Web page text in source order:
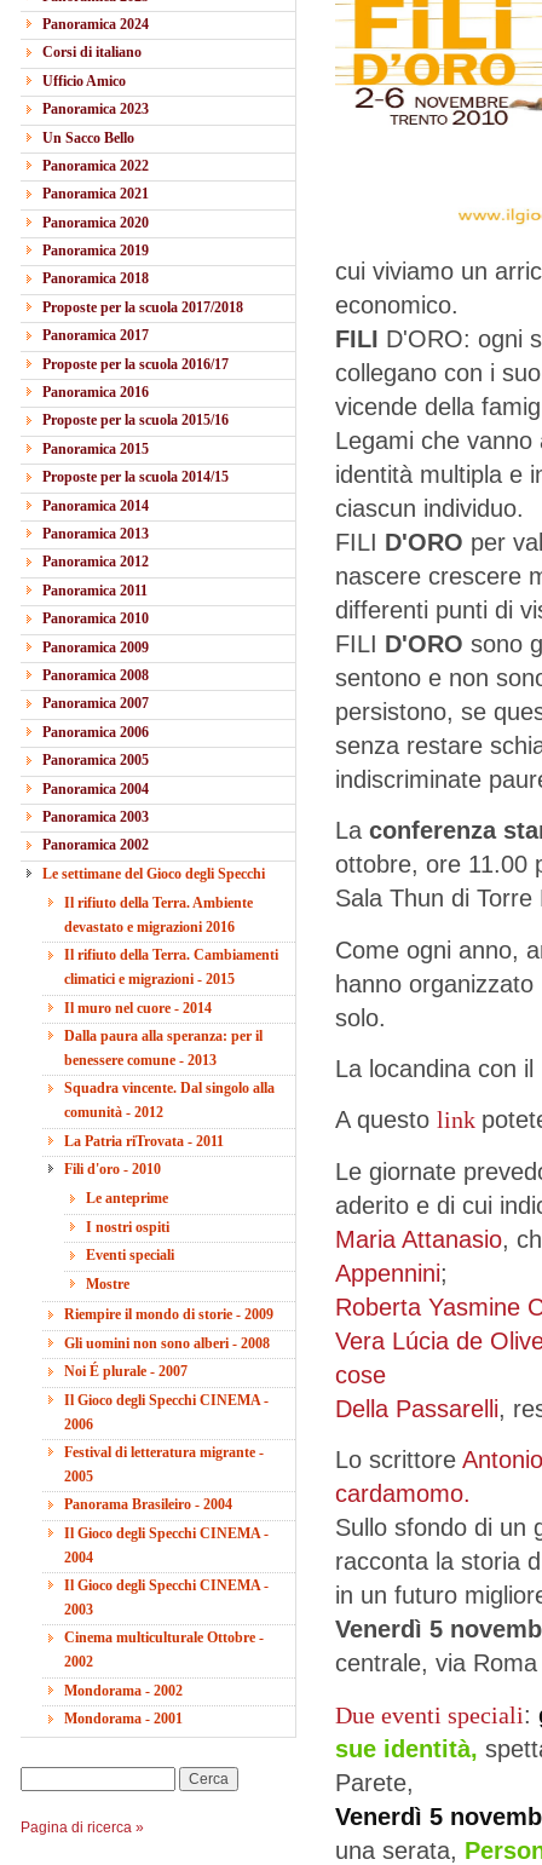
Panoramica 2024
Corsi di italiano
Ufficio Amico
Panoramica 2023
Un Sacco Bello
Panoramica 2022
Panoramica 2021
Panoramica 2020
Panoramica 2019
Panoramica 2018
Proposte per la scuola 2017/2018
Panoramica 2017
Proposte per la scuola 2016/17
Panoramica 2016
Proposte per la scuola 2015/16
Panoramica 2015
Proposte per la scuola 2014/15
Panoramica 2014
Panoramica 2013
Panoramica 2012
Panoramica 2011
Panoramica 2010
Panoramica 2009
Panoramica 2008
Panoramica 2007
Panoramica 2006
Panoramica 2005
Panoramica 2004
Panoramica 2003
Panoramica 2002
Le settimane del Gioco degli Specchi
Il rifiuto della Terra. Ambiente
devastato e migrazioni 2016
Il rifiuto della Terra. Cambiamenti
climatici e migrazioni - 2015
Il muro nel cuore - 2014
Dalla paura alla speranza: per il
benessere comune - 2013
Squadra vincente. Dal singolo alla
comunità - 2012
La Patria riTrovata - 2011
Fili d'oro - 2010
Le anteprime
I nostri ospiti
Eventi speciali
Mostre
Riempire il mondo di storie - 2009
Gli uomini non sono alberi - 2008
Noi É plurale - 2007
Il Gioco degli Specchi CINEMA -
2006
Festival di letteratura migrante -
2005
Panorama Brasileiro - 2004
Il Gioco degli Specchi CINEMA -
2004
Il Gioco degli Specchi CINEMA -
2003
Cinema multiculturale Ottobre -
2002
Mondorama - 2002
Mondorama - 2001
Pagina di ricerca »
cui viviamo un
economico.
FILI D'ORO: ogni
collegano con i
vicende della
Legami che
identità multipla e
ciascun individuo.
FILI D'ORO per
nascere crescere
differenti punti di
FILI D'ORO sono
sentono e non
persistono, se
senza restare
indiscriminate
La conferenza
ottobre, ore 11.00
Sala Thun di
Come ogni anno,
hanno
solo.
La locandina con
A questo link
Le giornate
aderito e di cui
Maria Attanasio,
Appennini;
Roberta Yasmine
Vera Lúcia de
cose
Della Passarelli,
Lo scrittore
cardamomo.
Sullo sfondo di un
racconta la storia
in un futuro
Venerdì 5
centrale, via
Due eventi speciali:
sue identità,
Parete,
Venerdì 5
una serata,